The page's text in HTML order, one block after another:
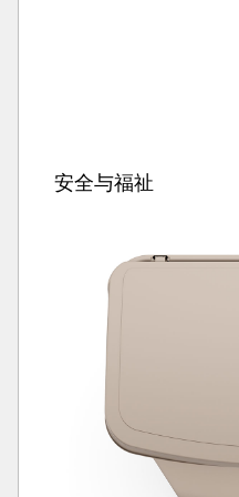
安全与福祉